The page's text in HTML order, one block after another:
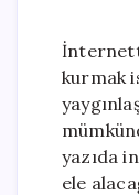
kurmak
yazıda
ele